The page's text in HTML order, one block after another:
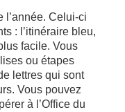
l’année. Celui-ci
: l’itinéraire bleu,
facile. Vous
ou étapes
lettres qui sont
Vous pouvez
à l’Office du